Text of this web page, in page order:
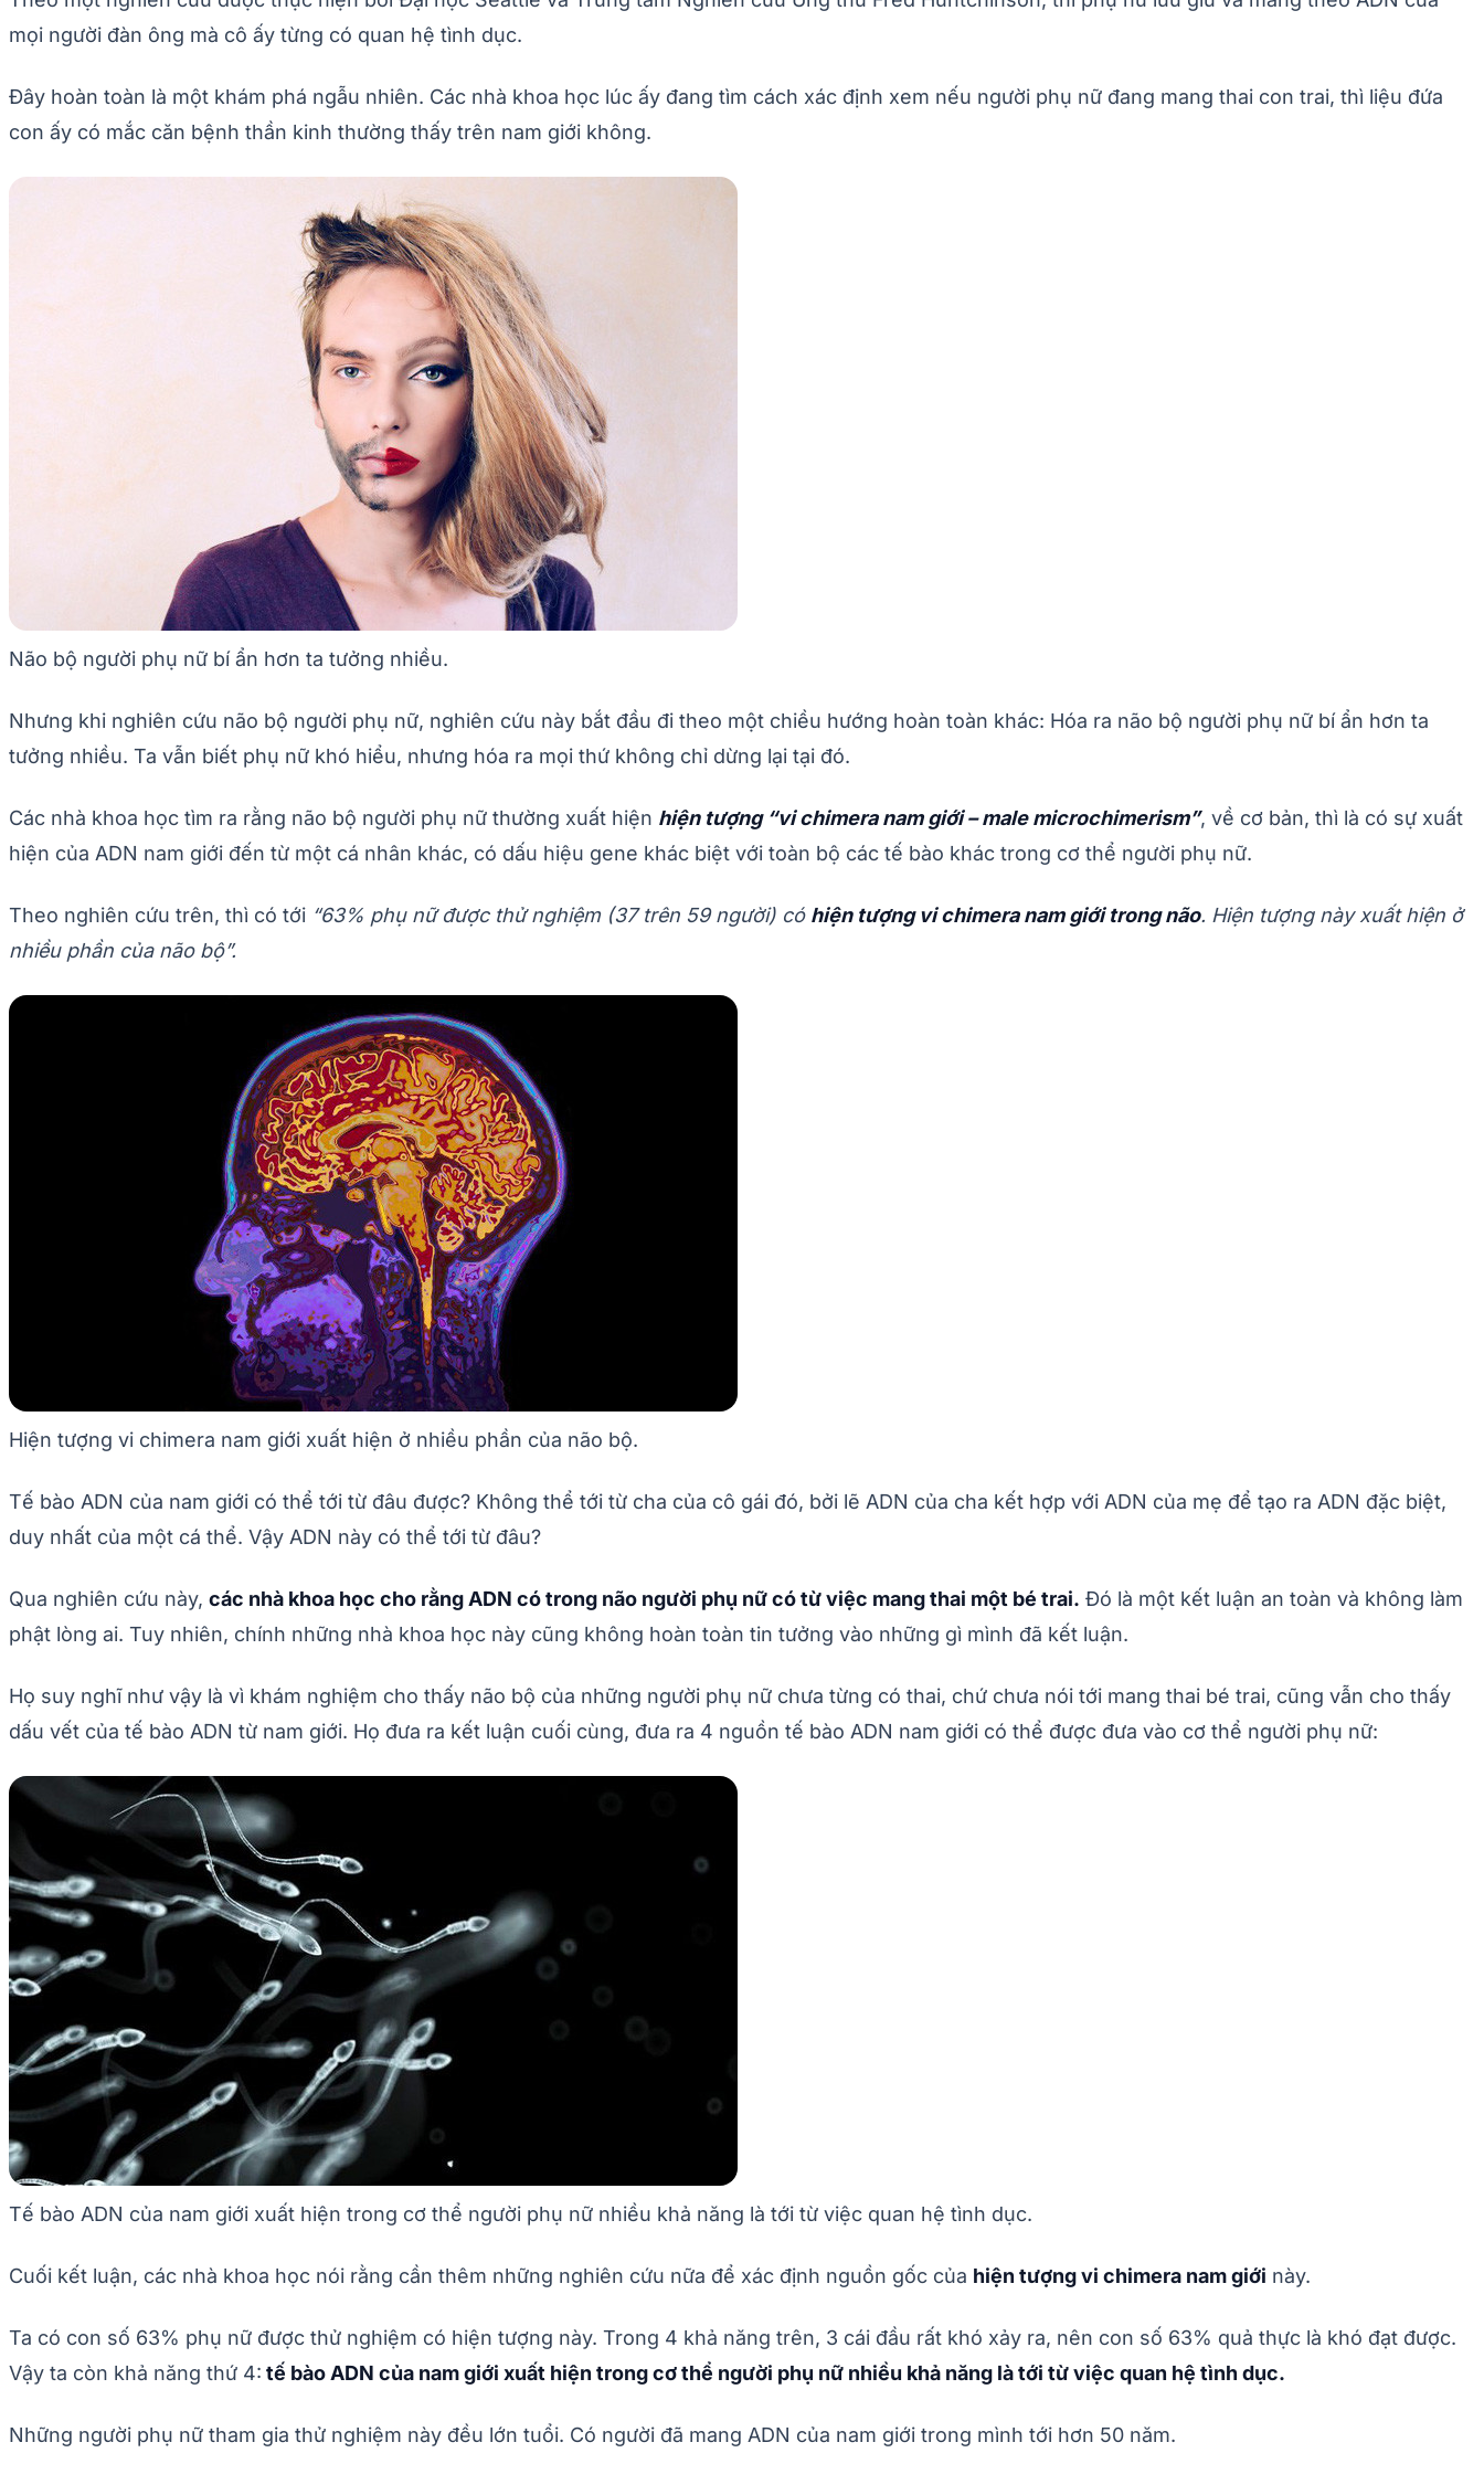
mọi người đàn ông mà cô ấy từng có quan hệ tình dục.
Đây hoàn toàn là một khám phá ngẫu nhiên. Các nhà khoa học lúc ấy đang tìm cách xác định xem nếu người phụ nữ đang mang thai con trai, thì liệu đứa
con ấy có mắc căn bệnh thần kinh thường thấy trên nam giới không.
Não bộ người phụ nữ bí ẩn hơn ta tưởng nhiều.
Nhưng khi nghiên cứu não bộ người phụ nữ, nghiên cứu này bắt đầu đi theo một chiều hướng hoàn toàn khác: Hóa ra não bộ người phụ nữ bí ẩn hơn ta
tưởng nhiều. Ta vẫn biết phụ nữ khó hiểu, nhưng hóa ra mọi thứ không chỉ dừng lại tại đó.
Các nhà khoa học tìm ra rằng não bộ người phụ nữ thường xuất hiện hiện tượng “vi chimera nam giới – male microchimerism”, về cơ bản, thì là có sự xuất
hiện của ADN nam giới đến từ một cá nhân khác, có dấu hiệu gene khác biệt với toàn bộ các tế bào khác trong cơ thể người phụ nữ.
Theo nghiên cứu trên, thì có tới “63% phụ nữ được thử nghiệm (37 trên 59 người) có hiện tượng vi chimera nam giới trong não. Hiện tượng này xuất hiện ở
nhiều phần của não bộ”.
Hiện tượng vi chimera nam giới xuất hiện ở nhiều phần của não bộ.
Tế bào ADN của nam giới có thể tới từ đâu được? Không thể tới từ cha của cô gái đó, bởi lẽ ADN của cha kết hợp với ADN của mẹ để tạo ra ADN đặc biệt,
duy nhất của một cá thể. Vậy ADN này có thể tới từ đâu?
Qua nghiên cứu này, các nhà khoa học cho rằng ADN có trong não người phụ nữ có từ việc mang thai một bé trai. Đó là một kết luận an toàn và không làm
phật lòng ai. Tuy nhiên, chính những nhà khoa học này cũng không hoàn toàn tin tưởng vào những gì mình đã kết luận.
Họ suy nghĩ như vậy là vì khám nghiệm cho thấy não bộ của những người phụ nữ chưa từng có thai, chứ chưa nói tới mang thai bé trai, cũng vẫn cho thấy
dấu vết của tế bào ADN từ nam giới. Họ đưa ra kết luận cuối cùng, đưa ra 4 nguồn tế bào ADN nam giới có thể được đưa vào cơ thể người phụ nữ:
Tế bào ADN của nam giới xuất hiện trong cơ thể người phụ nữ nhiều khả năng là tới từ việc quan hệ tình dục.
Cuối kết luận, các nhà khoa học nói rằng cần thêm những nghiên cứu nữa để xác định nguồn gốc của hiện tượng vi chimera nam giới này.
Ta có con số 63% phụ nữ được thử nghiệm có hiện tượng này. Trong 4 khả năng trên, 3 cái đầu rất khó xảy ra, nên con số 63% quả thực là khó đạt được.
Vậy ta còn khả năng thứ 4: tế bào ADN của nam giới xuất hiện trong cơ thể người phụ nữ nhiều khả năng là tới từ việc quan hệ tình dục.
Những người phụ nữ tham gia thử nghiệm này đều lớn tuổi. Có người đã mang ADN của nam giới trong mình tới hơn 50 năm.